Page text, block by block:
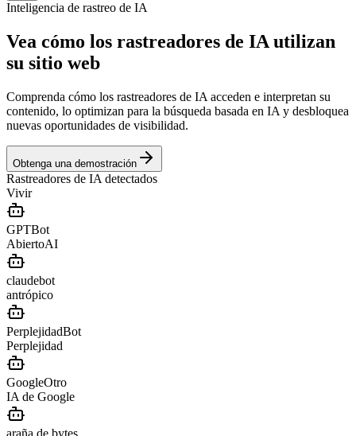
Inteligencia de rastreo de IA
Vea cómo los rastreadores de IA utilizan
su sitio web
Comprenda cómo los rastreadores de IA acceden e interpretan su
contenido, lo optimizan para la búsqueda basada en IA y desbloquea
nuevas oportunidades de visibilidad.
Obtenga una demostración
Rastreadores de IA detectados
Vivir
GPTBot
AbiertoAI
claudebot
antrópico
PerplejidadBot
Perplejidad
GoogleOtro
IA de Google
araña de bytes